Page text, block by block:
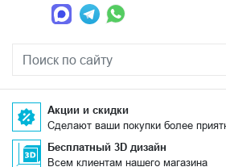
Акции и скидки
Сделают ваши покупки более
Бесплатный 3D дизайн
Всем клиентам нашего магазина